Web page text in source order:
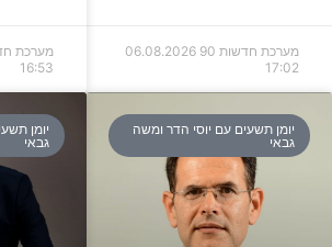
מערכת חדשות 90
06.08.2026
17:02
מערכת
16:53
יומן תשעים עם יוסי הדר ומשה
גבאי
יומן
גבאי